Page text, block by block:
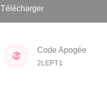
Télécharger
Code Apogée
2LEPT1